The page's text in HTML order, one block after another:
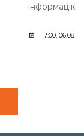
інформацію
17:00,